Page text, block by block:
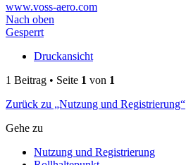
www.voss-aero.com
Nach oben
Gesperrt
Druckansicht
1 Beitrag • Seite 1 von 1
Zurück zu „Nutzung und Registrierung“
Gehe zu
Nutzung und Registrierung